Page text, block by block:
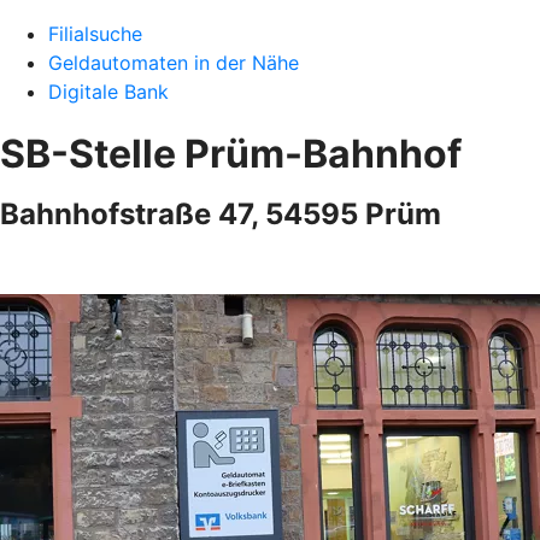
Filialsuche
Geldautomaten in der Nähe
Digitale Bank
SB-Stelle Prüm-Bahnhof
Bahnhofstraße 47, 54595 Prüm